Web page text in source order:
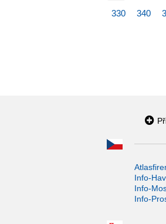
330 340
Info-
Info-
Info-